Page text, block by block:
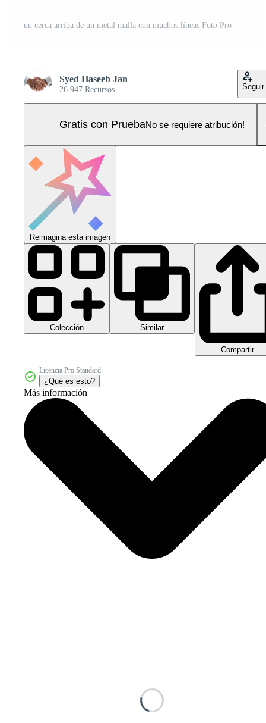
un cerca arriba de un metal malla con muchos líneas Foto Pro
Syed Haseeb Jan
26.947 Recursos Seguir
Gratis con PruebaNo se requiere atribución!
Reimagina esta imagen
Colección Similar
Compartir
Licencia Pro Standard
¿Qué es esto?
Más información